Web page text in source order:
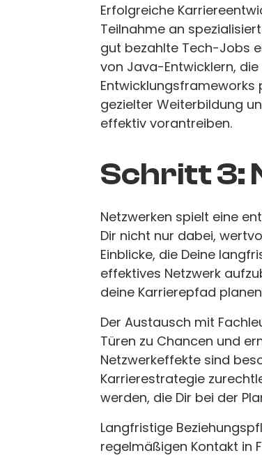
Erfolgreiche
Teilnahme an
gut bezahlte Tech-Jobs
von Java-Entwicklern,
Entwicklungsframeworks
gezielter Weiterbildung
effektiv vorantreiben.
Schritt 3:
Netzwerken spielt eine
Dir nicht nur dabei,
Einblicke, die Deine
effektives Netzwerk
deine Karrierepfad
Der Austausch mit
Türen zu Chancen und
Netzwerkeffekte sind
Karrierestrategie
werden, die Dir bei der
Langfristige
regelmäßigen Kontakt in